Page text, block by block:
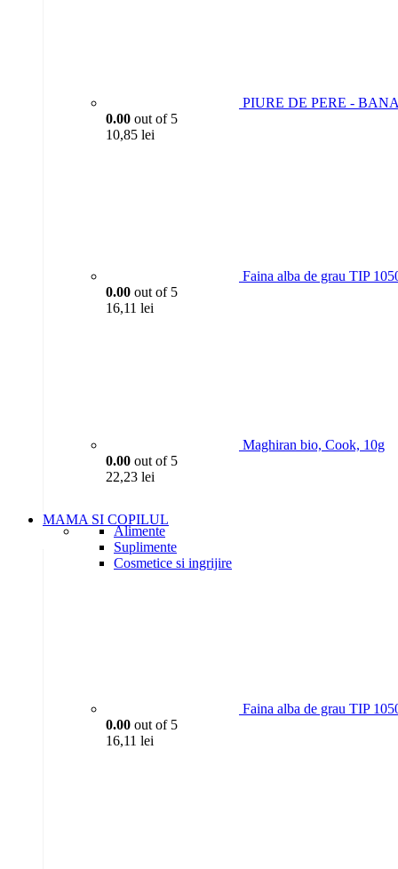
PIURE DE PERE -
0.00 out of 5
10,85 lei
Faina alba de grau TIP
0.00 out of 5
16,11 lei
Maghiran bio, Cook, 10g
0.00 out of 5
22,23 lei
MAMA SI COPILUL
Alimente
Suplimente
Cosmetice si ingrijire
Faina alba de grau TIP
0.00 out of 5
16,11 lei